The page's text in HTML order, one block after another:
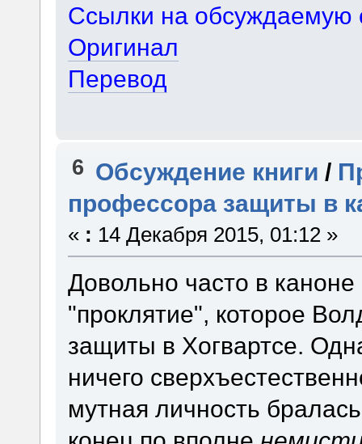
Ссылки на обсуждаемую
Оригинал
Перевод
6 Обсуждение книги /
профессора защиты в
« : 14 Декабря 2015, 01:12 »
Довольно часто в
"проклятие", которое
защиты в Хогвартсе.
ничего
мутная личность